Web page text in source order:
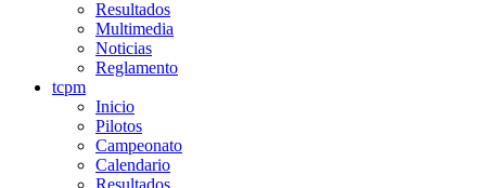
Resultados
Multimedia
Noticias
Reglamento
tcpm
Inicio
Pilotos
Campeonato
Calendario
Resultados